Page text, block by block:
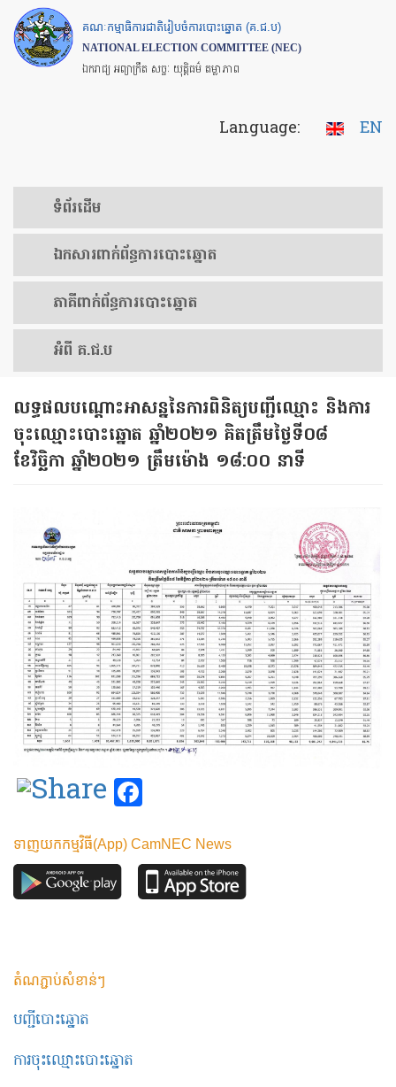
Skip
to
main
គណៈកម្មាធិការជាតិរៀបចំការបោះឆ្នោត (គ.ជ.ប)
NATIONAL ELECTION COMMITTEE (NEC)
ឯករាជ្យ អព្យាក្រឹត សច្ចៈ យុត្តិធម៌ តម្លាភាព
Language: EN
ទំព័រ​ដើម
ឯកសារ​ពាក់ព័ន្ធ​ការ​បោះឆ្នោត
​ភាគីពាក់ព័ន្ធ​​ការ​បោះឆ្នោត
អំពី គ.ជ.ប
លទ្ធផលបណ្ដោះអាសន្ននៃការពិនិត្យបញ្ជីឈ្មោះ និងការ
ចុះឈ្មោះបោះឆ្នោត ឆ្នាំ២០២១ គិតត្រឹមថ្ងៃទី០៨
ខែវិច្ឆិកា ឆ្នាំ២០២១ ត្រឹមម៉ោង ១៨:០០ នាទី
ទាញយកកម្មវិធី(App) CamNEC News
តំណភ្ជាប់សំខាន់ៗ
បញ្ជីបោះឆ្នោត
ការចុះឈ្មោះបោះឆ្នោត